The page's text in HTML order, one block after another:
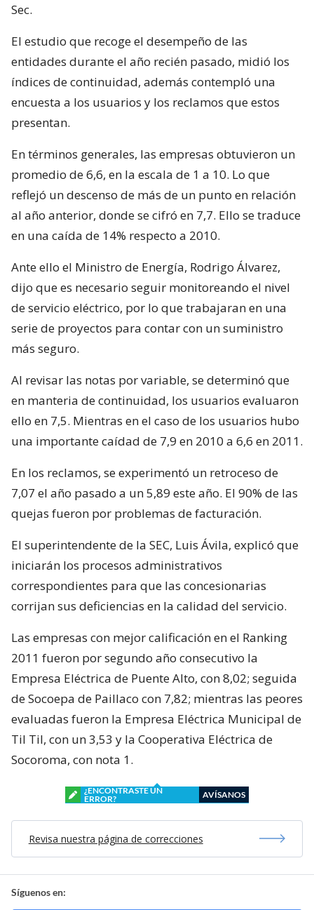
Sec.
El estudio que recoge el desempeño de las
entidades durante el año recién pasado, midió los
índices de continuidad, además contempló una
encuesta a los usuarios y los reclamos que estos
presentan.
En términos generales, las empresas obtuvieron un
promedio de 6,6, en la escala de 1 a 10. Lo que
reflejó un descenso de más de un punto en relación
al año anterior, donde se cifró en 7,7. Ello se traduce
en una caída de 14% respecto a 2010.
Ante ello el Ministro de Energía, Rodrigo Álvarez,
dijo que es necesario seguir monitoreando el nivel
de servicio eléctrico, por lo que trabajaran en una
serie de proyectos para contar con un suministro
más seguro.
Al revisar las notas por variable, se determinó que
en manteria de continuidad, los usuarios evaluaron
ello en 7,5. Mientras en el caso de los usuarios hubo
una importante caídad de 7,9 en 2010 a 6,6 en 2011.
En los reclamos, se experimentó un retroceso de
7,07 el año pasado a un 5,89 este año. El 90% de las
quejas fueron por problemas de facturación.
El superintendente de la SEC, Luis Ávila, explicó que
iniciarán los procesos administrativos
correspondientes para que las concesionarias
corrijan sus deficiencias en la calidad del servicio.
Las empresas con mejor calificación en el Ranking
2011 fueron por segundo año consecutivo la
Empresa Eléctrica de Puente Alto, con 8,02; seguida
de Socoepa de Paillaco con 7,82; mientras las peores
evaluadas fueron la Empresa Eléctrica Municipal de
Til Til, con un 3,53 y la Cooperativa Eléctrica de
Socoroma, con nota 1.
¿ENCONTRASTE UN
ERROR?
AVÍSANOS
Revisa nuestra página de correcciones
Síguenos en: